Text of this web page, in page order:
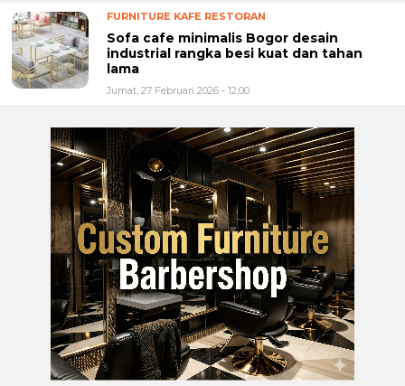
FURNITURE KAFE RESTORAN
Sofa cafe minimalis Bogor desain
industrial rangka besi kuat dan tahan
lama
Jumat, 27 Februari 2026 - 12:00